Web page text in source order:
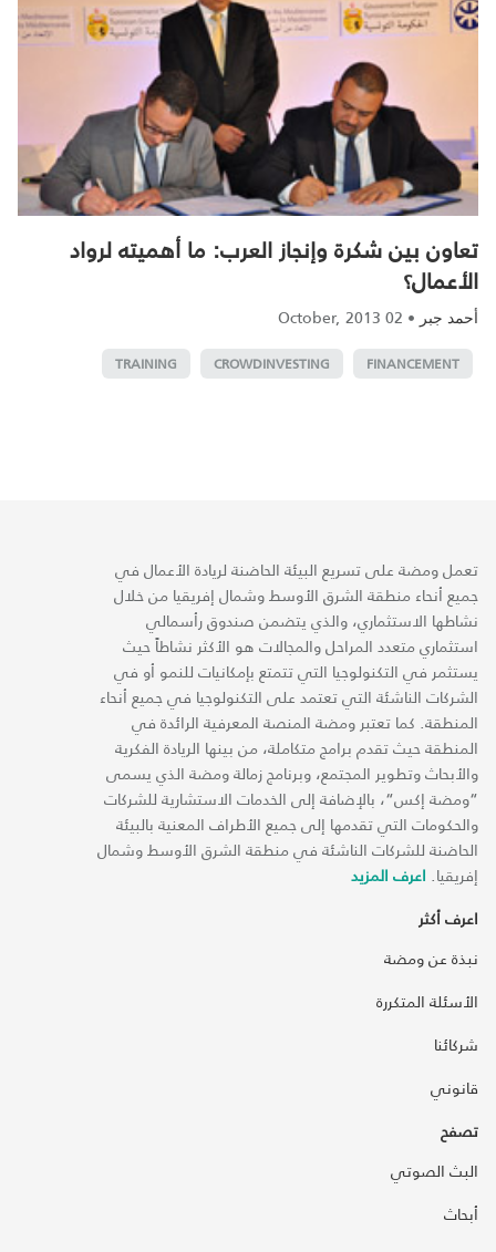
تعاون بين شكرة وإنجاز العرب: ما أهميته لرواد
الأعمال؟
أحمد جبر •
02 October, 2013
FINANCEMENT
CROWDINVESTING
TRAINING
تعمل ومضة على تسريع البيئة الحاضنة لريادة الأعمال في
جميع أنحاء منطقة الشرق الأوسط وشمال إفريقيا من خلال
نشاطها الاستثماري، والذي يتضمن صندوق رأسمالي
استثماري متعدد المراحل والمجالات هو الأكثر نشاطاً حيث
يستثمر في التكنولوجيا التي تتمتع بإمكانيات للنمو أو في
الشركات الناشئة التي تعتمد على التكنولوجيا في جميع أنحاء
المنطقة. كما تعتبر ومضة المنصة المعرفية الرائدة في
المنطقة حيث تقدم برامج متكاملة، من بينها الريادة الفكرية
والأبحاث وتطوير المجتمع، وبرنامج زمالة ومضة الذي يسمى
“ومضة إكس“، بالإضافة إلى الخدمات الاستشارية للشركات
والحكومات التي تقدمها إلى جميع الأطراف المعنية بالبيئة
الحاضنة للشركات الناشئة في منطقة الشرق الأوسط وشمال
إفريقيا. اعرف المزيد
اعرف أكثر
نبذة عن ومضة
الأسئلة المتكررة
شركائنا
قانوني
تصفح
البث الصوتي
أبحاث